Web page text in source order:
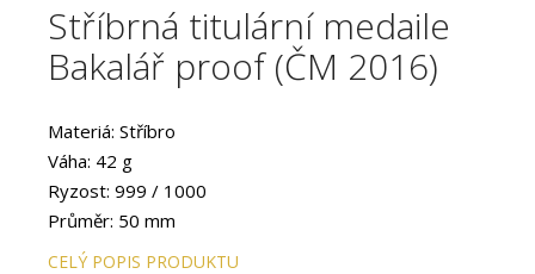
Stříbrná titulární medaile
Bakalář proof (ČM 2016)
Materiá: Stříbro
Váha: 42 g
Ryzost: 999 / 1000
Průměr: 50 mm
Proveden: PROOF
CELÝ POPIS PRODUKTU